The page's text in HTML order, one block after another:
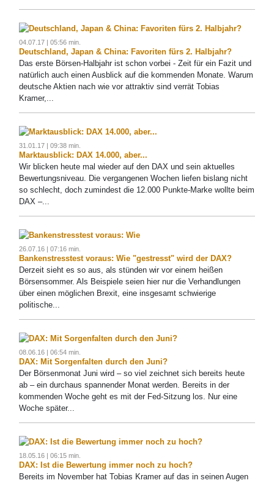
04.07.17 | 05:56 min.
Deutschland, Japan & China: Favoriten fürs 2. Halbjahr?
Das erste Börsen-Halbjahr ist schon vorbei - Zeit für ein Fazit und
natürlich auch einen Ausblick auf die kommenden Monate. Warum
deutsche Aktien nach wie vor attraktiv sind verrät Tobias
Kramer,...
31.01.17 | 09:38 min.
Marktausblick: DAX 14.000, aber...
Wir blicken heute mal wieder auf den DAX und sein aktuelles
Bewertungsniveau. Die vergangenen Wochen liefen bislang nicht
so schlecht, doch zumindest die 12.000 Punkte-Marke wollte beim
DAX –...
26.07.16 | 07:16 min.
Bankenstresstest voraus: Wie "gestresst" wird der DAX?
Derzeit sieht es so aus, als stünden wir vor einem heißen
Börsensommer. Als Beispiele seien hier nur die Verhandlungen
über einen möglichen Brexit, eine insgesamt schwierige
politische...
08.06.16 | 06:54 min.
DAX: Mit Sorgenfalten durch den Juni?
Der Börsenmonat Juni wird – so viel zeichnet sich bereits heute
ab – ein durchaus spannender Monat werden. Bereits in der
kommenden Woche geht es mit der Fed-Sitzung los. Nur eine
Woche später...
18.05.16 | 06:15 min.
DAX: Ist die Bewertung immer noch zu hoch?
Bereits im November hat Tobias Kramer auf das in seinen Augen